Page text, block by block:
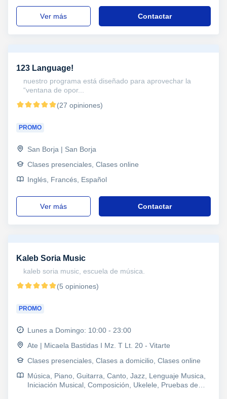
ver más Contactar
123 Language!
nuestro programa está diseñado para aprovechar la
“ventana de opor...
(27 opiniones)
PROMO
San Borja | San Borja
Clases presenciales, Clases online
Inglés, Francés, Español
ver más Contactar
Kaleb Soria Music
kaleb soria music, escuela de música.
(5 opiniones)
PROMO
Lunes a Domingo: 10:00 - 23:00
Ate | Micaela Bastidas I Mz. T Lt. 20 - Vitarte
Clases presenciales, Clases a domicilio, Clases online
Música, Piano, Guitarra, Canto, Jazz, Lenguaje Musica,
Iniciación Musical, Composición, Ukelele, Pruebas de